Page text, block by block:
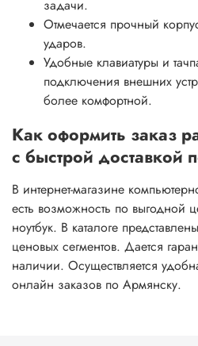
задачи.
Отмечается прочный
ударов.
Удобные клавиатуры и
подключения внешних
более комфортной.
Как оформить заказ
с быстрой доставкой
В интернет-магазине
есть возможность по выгодной
ноутбук. В каталоге
ценовых сегментов. Дается
наличии. Осуществляется
онлайн заказов по Армянску.